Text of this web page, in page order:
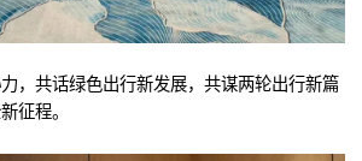
，共话绿色出行新发展，共谋两轮出行新篇
征程。